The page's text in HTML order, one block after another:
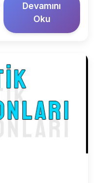
Devamını
Oku